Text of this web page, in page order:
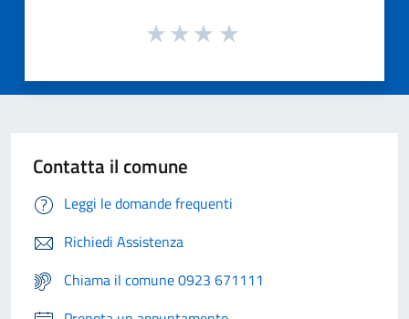
Contatta il comune
Leggi le domande frequenti
Richiedi Assistenza
Chiama il comune 0923 671111